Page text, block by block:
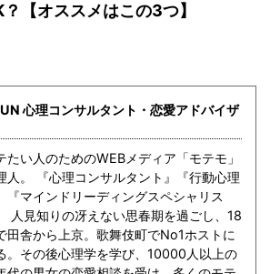
？【オススメはこの3つ】
心理コンサルタント・恋愛アドバイザ
たい人のためのWEBメディア「モテモ」
人。 『心理コンサルタント』『行動心理
『マインドリーディングスペシャリス
人見知りの冴えない思春期を過ごし、18
田舎から上京。歌舞伎町でNo1ホストに
。その後心理学を学び、10000人以上の